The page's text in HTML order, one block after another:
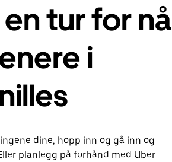
tur for nå
i
dine, hopp inn og gå inn og
planlegg på forhånd med Uber